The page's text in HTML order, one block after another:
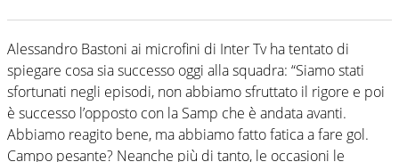
Alessandro Bastoni ai microfini di Inter Tv ha tentato di
spiegare cosa sia successo oggi alla squadra: “Siamo stati
sfortunati negli episodi, non abbiamo sfruttato il rigore e poi
è successo l’opposto con la Samp che è andata avanti.
Abbiamo reagito bene, ma abbiamo fatto fatica a fare gol.
Campo pesante? Neanche più di tanto, le occasioni le